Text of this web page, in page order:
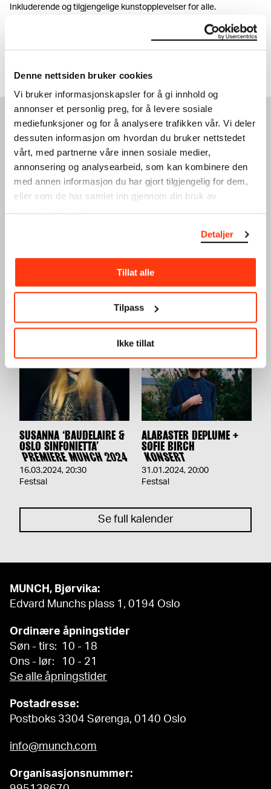
Denne nettsiden bruker cookies
Vi bruker informasjonskapsler for å gi innhold og
annonser et personlig preg, for å levere sosiale
mediefunksjoner og for å analysere trafikken vår. Vi deler
dessuten informasjon om hvordan du bruker nettstedet
vårt, med partnerne våre innen sosiale medier,
annonsering og analysearbeid, som kan kombinere den
med annen informasjon du har gjort tilgjengelig for dem,
eller som de har samlet inn gjennom din bruk av
Detaljer
Tillat alle
Tilpass
Ikke tillat
Inkluderende og tilgjengelige kunstopplevelser for alle.
SE OGSÅ
TERRAFORMA
PRESENTERER: LORENZO
KONSERT
UTE PRESENTS: AURAL
CONNECTION VOL.2
KONSERT
17.02.2024,20:00
SUSANNA ‘BAUDELAIRE &
OSLO SINFONIETTA’
PREMIERE MUNCH 2024
16.03.2024, 20:30
Festsal
ALABASTER DEPLUME +
SOFIE BIRCH
KONSERT
31.01.2024, 20:00
Festsal
Se full kalender
MUNCH, Bjørvika:
Edvard Munchs plass 1, 0194 Oslo
Ordinære åpningstider
Søn - tirs: 10 - 18
Ons - lør: 10 - 21
Se alle åpningstider
Postadresse:
Postboks 3304 Sørenga, 0140 Oslo
info@munch.com
Organisasjonsnummer: